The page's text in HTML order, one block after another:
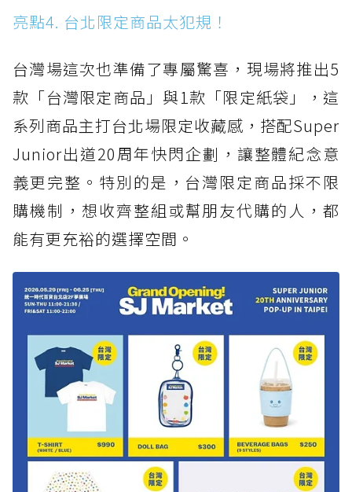
亮點4. 台北限定商品太犯規！
台灣場這次也準備了專屬驚喜，現場將推出5
款「台灣限定商品」與1款「限定紙袋」，這
系列商品主打台北場限定收藏感，搭配Super
Junior出道20周年快閃企劃，讓整體紀念意
義更完整。特別的是，台灣限定商品採不限
購機制，想收齊整組或幫朋友代購的人，都
能有更充裕的選擇空間。